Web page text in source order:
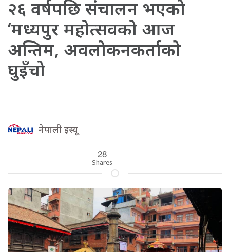
२६ वर्षपछि संचालन भएको
‘मध्यपुर महोत्सवको आज
अन्तिम, अवलोकनकर्ताको
घुइँचो
नेपाली इस्यू
28
Shares